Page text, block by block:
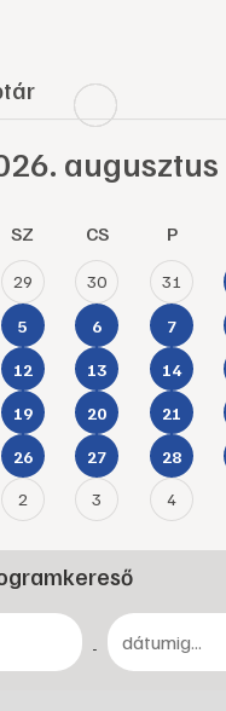
augusztus
SZ CS P
29 30 31
5 6 7
12 13 14
19 20 21
26 27 28
2 3 4
-